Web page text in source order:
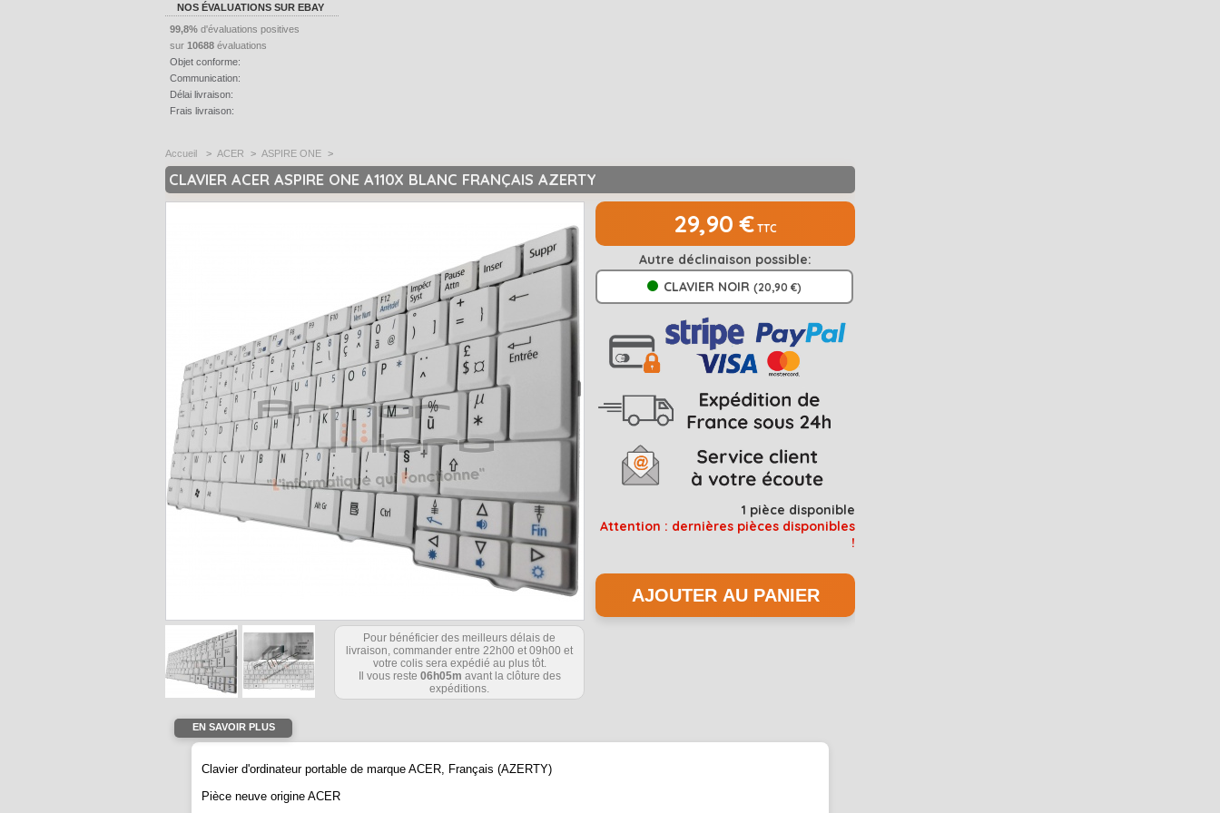
NOS ÉVALUATIONS SUR EBAY
99,8% d'évaluations positives
sur 10688 évaluations
Objet conforme:
Communication:
Délai livraison:
Frais livraison:
Accueil > ACER > ASPIRE ONE >
CLAVIER ACER ASPIRE ONE A110X BLANC FRANÇAIS AZERTY
Pour bénéficier des meilleurs délais de
livraison, commander entre 22h00 et 09h00 et
votre colis sera expédié au plus tôt.
Il vous reste 06h05m avant la clôture des
expéditions.
29,90 € TTC
Autre déclinaison possible:
CLAVIER NOIR (20,90 €)
1 pièce disponible
Attention : dernières pièces disponibles
!
EN SAVOIR PLUS
Clavier d'ordinateur portable de marque ACER, Français (AZERTY)
Pièce neuve origine ACER